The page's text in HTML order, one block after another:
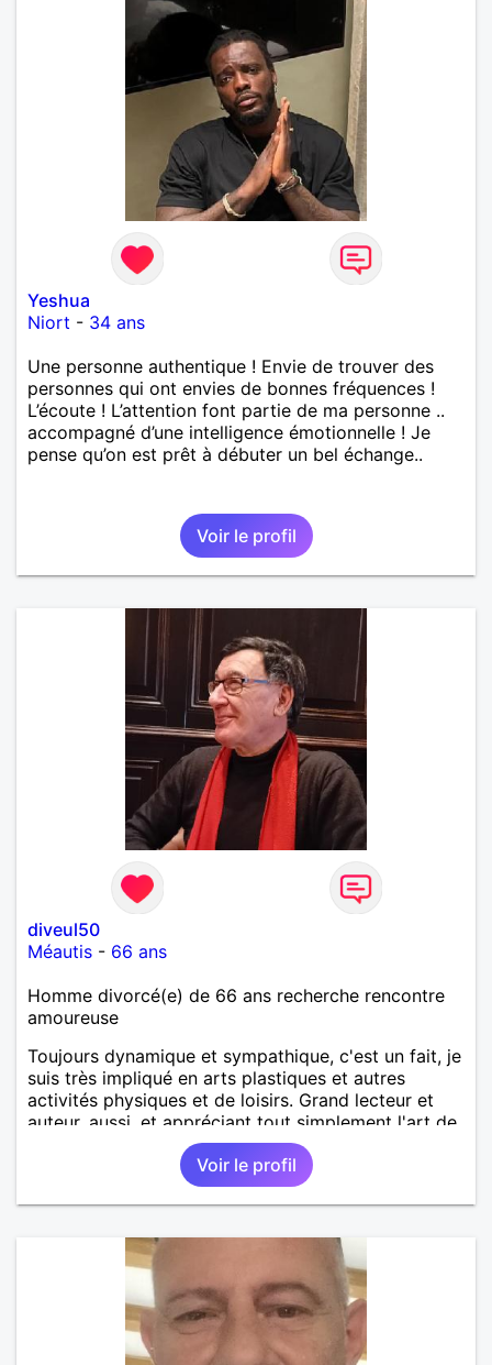
Yeshua
Niort - 34 ans
Une personne authentique ! Envie de trouver des
personnes qui ont envies de bonnes fréquences !
L’écoute ! L’attention font partie de ma personne ..
accompagné d’une intelligence émotionnelle ! Je
pense qu’on est prêt à débuter un bel échange..
Voir le profil
diveul50
Méautis - 66 ans
Homme divorcé(e) de 66 ans recherche rencontre
amoureuse
Toujours dynamique et sympathique, c'est un fait, je
suis très impliqué en arts plastiques et autres
activités physiques et de loisirs. Grand lecteur et
auteur, aussi, et appréciant tout simplement l'art de
vivre et de partager
Voir le profil